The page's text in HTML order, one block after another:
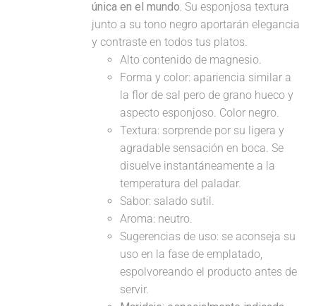
única en el mundo. Su esponjosa textura
junto a su tono negro aportarán elegancia
y contraste en todos tus platos.
Alto contenido de magnesio.
Forma y color: apariencia similar a
la flor de sal pero de grano hueco y
aspecto esponjoso. Color negro.
Textura: sorprende por su ligera y
agradable sensación en boca. Se
disuelve instantáneamente a la
temperatura del paladar.
Sabor: salado sutil.
Aroma: neutro.
Sugerencias de uso: se aconseja su
uso en la fase de emplatado,
espolvoreando el producto antes de
servir.